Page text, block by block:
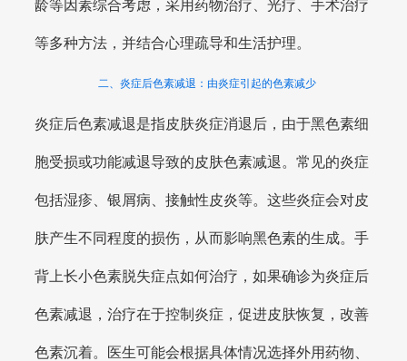
龄等因素综合考虑，采用药物治疗、光疗、手术治疗
等多种方法，并结合心理疏导和生活护理。
二、炎症后色素减退：由炎症引起的色素减少
炎症后色素减退是指皮肤炎症消退后，由于黑色素细
胞受损或功能减退导致的皮肤色素减退。常见的炎症
包括湿疹、银屑病、接触性皮炎等。这些炎症会对皮
肤产生不同程度的损伤，从而影响黑色素的生成。手
背上长小色素脱失症点如何治疗，如果确诊为炎症后
色素减退，治疗在于控制炎症，促进皮肤恢复，改善
色素沉着。医生可能会根据具体情况选择外用药物、